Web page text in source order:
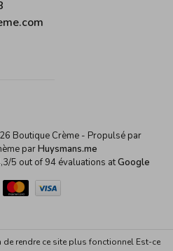
Boutique Crème - Propulsé par
parHuysmans.me
/5 out of94 évaluations atGoogle
rendre ce site plus fonctionnel Est-ce